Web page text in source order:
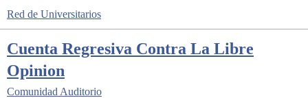
Red de Universitarios
Cuenta Regresiva Contra La Libre
Opinion
Comunidad Auditorio